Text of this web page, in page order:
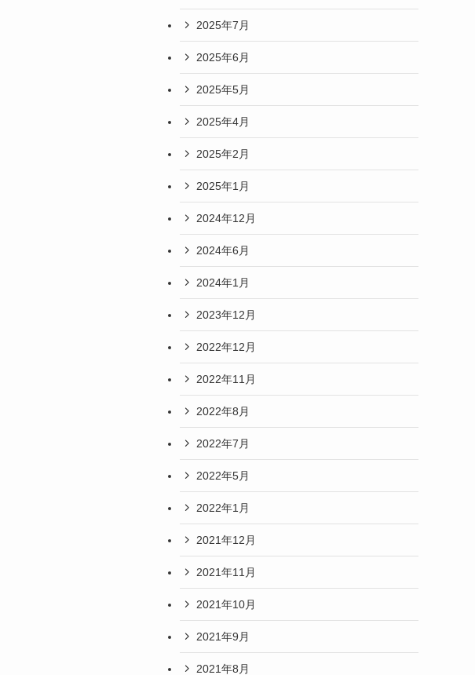
2025年7月
2025年6月
2025年5月
2025年4月
2025年2月
2025年1月
2024年12月
2024年6月
2024年1月
2023年12月
2022年12月
2022年11月
2022年8月
2022年7月
2022年5月
2022年1月
2021年12月
2021年11月
2021年10月
2021年9月
2021年8月